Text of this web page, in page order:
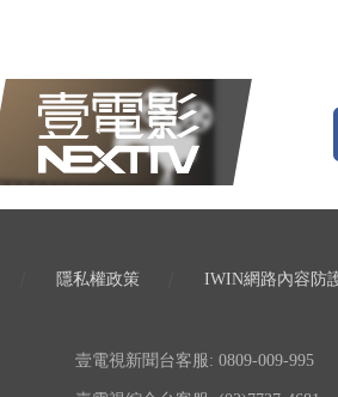
隱私權政策 IWIN網路內容防
壹電視新聞台客服: 0809-009-995